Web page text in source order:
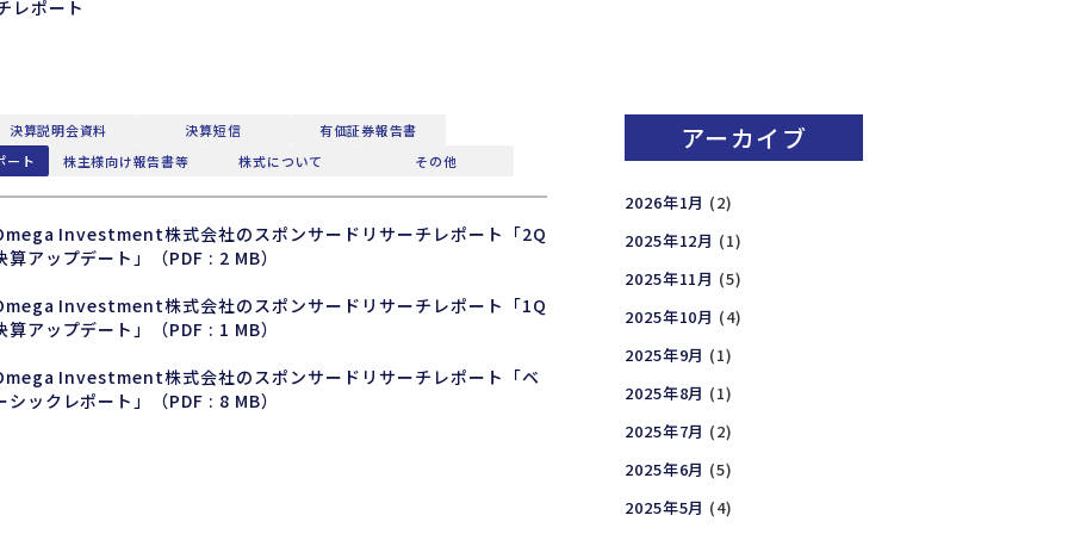
レポート
決算説明会資料 決算短信
有価証券報告書
ート
株主様向け報告書等 株式について その他
Investment株式会社のスポンサードリサーチレポート「2Q
算アップデート」（PDF : 2 MB）
Investment株式会社のスポンサードリサーチレポート「1Q
算アップデート」（PDF : 1 MB）
Investment株式会社のスポンサードリサーチレポート「ベ
シックレポート」（PDF : 8 MB）
アーカイブ
2026年1月 (2)
2025年12月 (1)
2025年11月 (5)
2025年10月 (4)
2025年9月 (1)
2025年8月 (1)
2025年7月 (2)
2025年6月 (5)
2025年5月 (4)